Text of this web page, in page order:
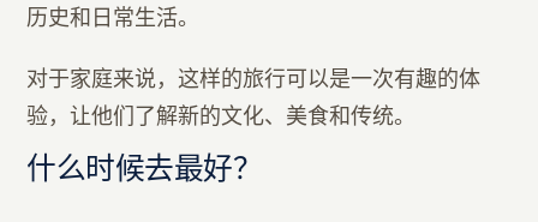
历史和日常生活。
对于家庭来说，这样的旅行可以是一次有趣的体
验，让他们了解新的文化、美食和传统。
什么时候去最好？